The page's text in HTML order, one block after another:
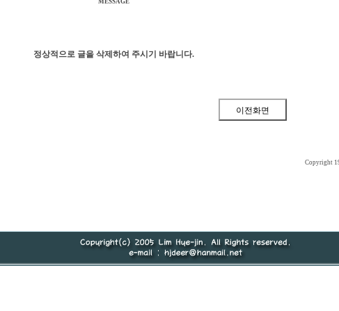
MESSAGE
정상적으로 글을 삭제하여 주시기 바랍니다.
Copyright